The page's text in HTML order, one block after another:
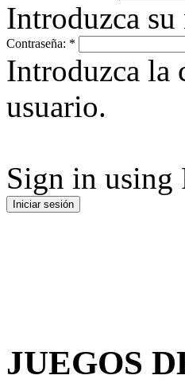
Introduzca
Contraseña: *
Introduzca la
usuario.
Sign in using
JUEGOS